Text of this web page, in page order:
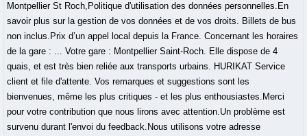
Montpellier St Roch,Politique d'utilisation des données personnelles.En
savoir plus sur la gestion de vos données et de vos droits. Billets de bus
non inclus.Prix d’un appel local depuis la France. Concernant les horaires
de la gare : ... Votre gare : Montpellier Saint-Roch. Elle dispose de 4
quais, et est très bien reliée aux transports urbains. HURIKAT Service
client et file d'attente. Vos remarques et suggestions sont les
bienvenues, même les plus critiques - et les plus enthousiastes.Merci
pour votre contribution que nous lirons avec attention.Un problème est
survenu durant l'envoi du feedback.Nous utilisons votre adresse